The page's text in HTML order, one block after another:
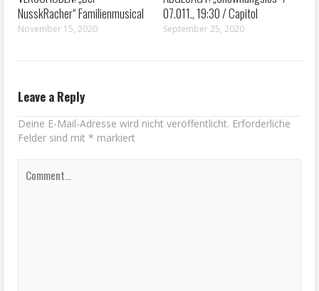
NusskRacher“ Familienmusical
November 15, 2020
07.011., 19:30 / Capitol
September 25, 2020
Leave a Reply
Deine E-Mail-Adresse wird nicht veröffentlicht. Erforderliche
Felder sind mit* markiert